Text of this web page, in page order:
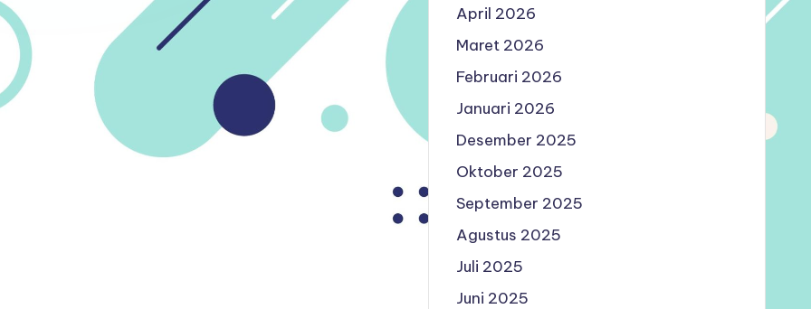
April 2026
Maret 2026
Februari 2026
Januari 2026
Desember 2025
Oktober 2025
September 2025
Agustus 2025
Juli 2025
Juni 2025